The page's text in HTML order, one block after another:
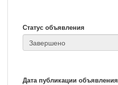
Статус объявления
Дата публикации объявления